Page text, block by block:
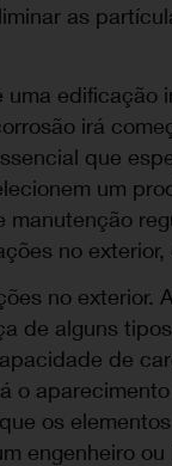
as
edificação
irá
que
um
no
no exterior.
de alguns
de
o
os
engenheiro